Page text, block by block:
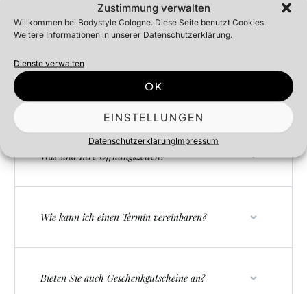
Zustimmung verwalten
Willkommen bei Bodystyle Cologne. Diese Seite benutzt Cookies.
Weitere Informationen in unserer Datenschutzerklärung.
Dienste verwalten
OK
EINSTELLUNGEN
DatenschutzerklärungImpressum
Häufig Gestellte Fragen
Was sind Ihre Öffnungszeiten?
Wie kann ich einen Termin vereinbaren?
Bieten Sie auch Geschenkgutscheine an?